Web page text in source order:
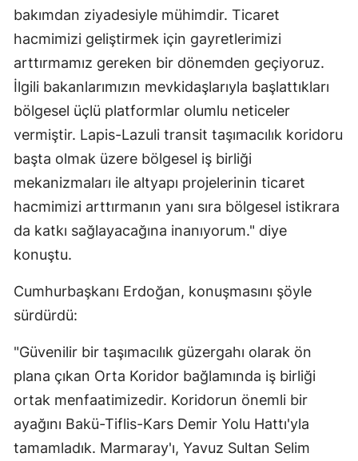
bakımdan ziyadesiyle mühimdir. Ticaret
hacmimizi geliştirmek için gayretlerimizi
arttırmamız gereken bir dönemden geçiyoruz.
İlgili bakanlarımızın mevkidaşlarıyla başlattıkları
bölgesel üçlü platformlar olumlu neticeler
vermiştir. Lapis-Lazuli transit taşımacılık koridoru
başta olmak üzere bölgesel iş birliği
mekanizmaları ile altyapı projelerinin ticaret
hacmimizi arttırmanın yanı sıra bölgesel istikrara
da katkı sağlayacağına inanıyorum." diye
konuştu.
Cumhurbaşkanı Erdoğan, konuşmasını şöyle
sürdürdü:
"Güvenilir bir taşımacılık güzergahı olarak ön
plana çıkan Orta Koridor bağlamında iş birliği
ortak menfaatimizedir. Koridorun önemli bir
ayağını Bakü-Tiflis-Kars Demir Yolu Hattı'yla
tamamladık. Marmaray'ı, Yavuz Sultan Selim